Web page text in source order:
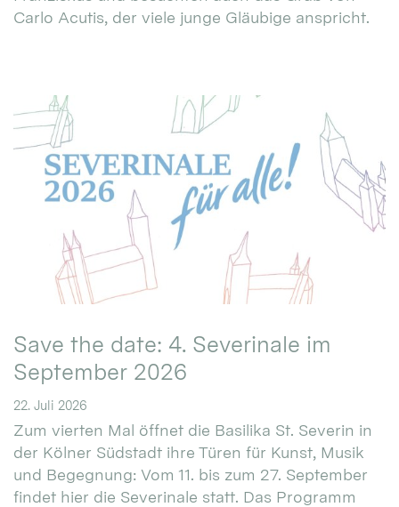
Carlo Acutis, der viele junge Gläubige anspricht.
Save the date: 4. Severinale im
September 2026
22. Juli 2026
Zum vierten Mal öffnet die Basilika St. Severin in
der Kölner Südstadt ihre Türen für Kunst, Musik
und Begegnung: Vom 11. bis zum 27. September
findet hier die Severinale statt. Das Programm